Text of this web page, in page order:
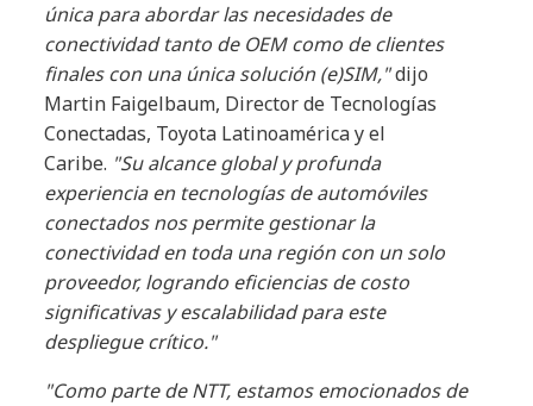
única para abordar las necesidades de
conectividad tanto de OEM como de clientes
finales con una única solución (e)SIM,"dijo
Martin Faigelbaum, Director de Tecnologías
Conectadas, Toyota Latinoamérica y el
Caribe. "Su alcance global y profunda
experiencia en tecnologías de automóviles
conectados nos permite gestionar la
conectividad en toda una región con un solo
proveedor, logrando eficiencias de costo
significativas y escalabilidad para este
despliegue crítico."
"Como parte de NTT, estamos emocionados de